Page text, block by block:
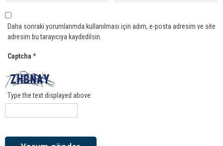
Daha sonraki yorumlarımda kullanılması için adım, e-posta adresim ve site
adresim bu tarayıcıya kaydedilsin.
Captcha *
Type the text displayed above: